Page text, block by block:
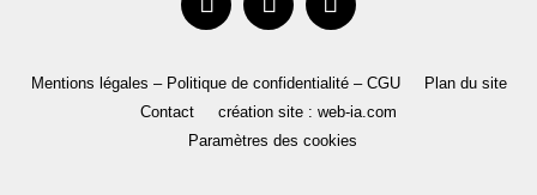
Mentions légales – Politique de confidentialité – CGU
Plan du site
Contact
création site : web-ia.com
Paramètres des cookies